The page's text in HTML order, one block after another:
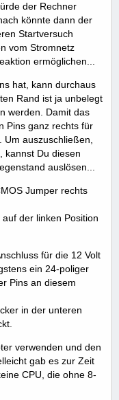
der Rechner
könnte dann der
Startversuch
vom Stromnetz
ermöglichen...
hat, kann durchaus
Rand ist ja unbelegt
werden. Damit das
Pins ganz rechts für
auszuschließen,
kannst Du diesen
auslösen...
Jumper rechts
der linken Position
für die 12 Volt
ein 24-poliger
Pins an diesem
in der unteren
verwenden und den
gab es zur Zeit
CPU, die ohne 8-